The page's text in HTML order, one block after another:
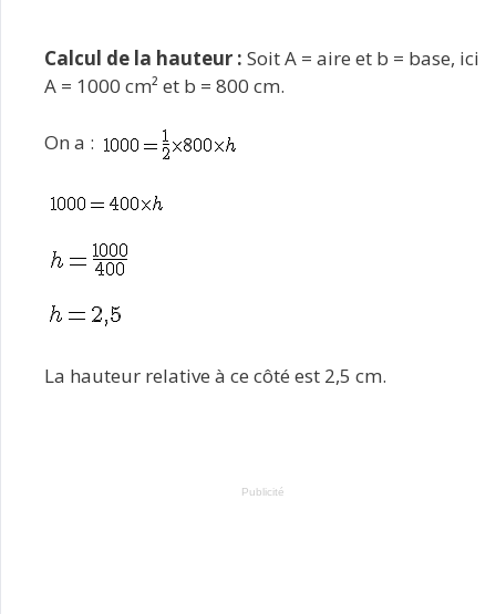
Calcul de la hauteur : Soit A = aire et b = base, ici
A = 1000 cm² et b = 800 cm.
On a :
La hauteur relative à ce côté est 2,5 cm.
Publicité